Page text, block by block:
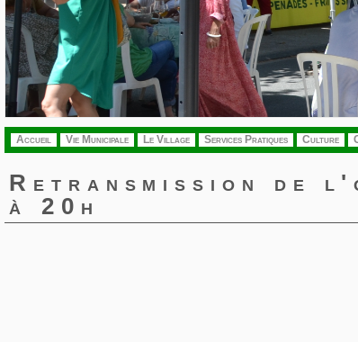
Accueil Vie Municipale Le Village Services Pratiques Culture
Retransmission de
à 20h